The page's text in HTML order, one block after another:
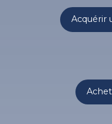
Acquérir